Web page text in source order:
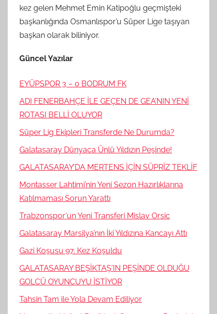
kez gelen Mehmet Emin Katipoğlu geçmişteki
başkanlığında Osmanlıspor’u Süper Lige taşıyan
başkan olarak biliniyor.
Güncel Yazılar
EYÜPSPOR 3 – 0 BODRUM FK
ADI FENERBAHÇE İLE GEÇEN DE GEA’NIN YENİ
ROTASI BELLİ OLUYOR
Süper Lig Ekipleri Transferde Ne Durumda?
Galatasaray Dünyaca Ünlü Yıldızın Peşinde!
GALATASARAY’DA MERTENS İÇİN SÜPRİZ TEKLİF
Montasser Lahtimi’nin Yeni Sezon Hazırlıklarına
Katılmaması Sorun Yarattı
Trabzonspor‘un Yeni Transferi Mislav Orsic
Galatasaray Marsilya’nın İki Yıldızına Kancayı Attı
Gazi Koşusu 97. Kez Koşuldu
GALATASARAY BEŞİKTAŞ’IN PEŞİNDE OLDUĞU
GOLCÜ OYUNCUYU İSTİYOR
Tahsin Tam ile Yola Devam Ediliyor